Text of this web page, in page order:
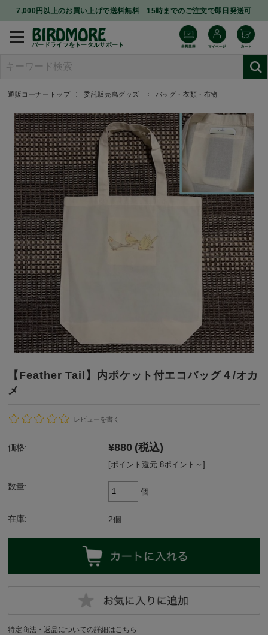
7,000円以上のお買い上げで送料無料 15時までのご注文で即日発送可
バードライフをトータルサポート
通販コーナートップ 委託販売鳥グッズ バッグ・衣類・布物
【Feather Tail】内ポケット付エコバッグ４/オカ
メ
レビューを書く
価格: ¥880 (税込)
[ポイント還元 8ポイント～]
数量:
個
在庫: 2個
特定商法・返品についての詳細はこちら